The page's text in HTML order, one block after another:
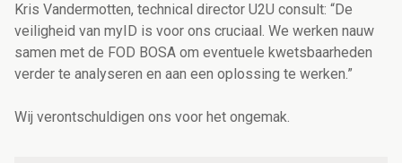
Kris Vandermotten, technical director U2U consult: “De
veiligheid van myID is voor ons cruciaal. We werken nauw
samen met de FOD BOSA om eventuele kwetsbaarheden
verder te analyseren en aan een oplossing te werken.”
Wij verontschuldigen ons voor het ongemak.